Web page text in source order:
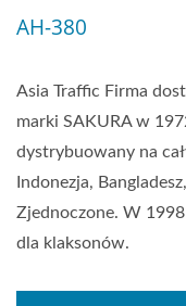
AH-380
Asia Traffic Firma
marki SAKURA w
dystrybuowany na
Indonezja,
Zjednoczone. W
dla klaksonów.